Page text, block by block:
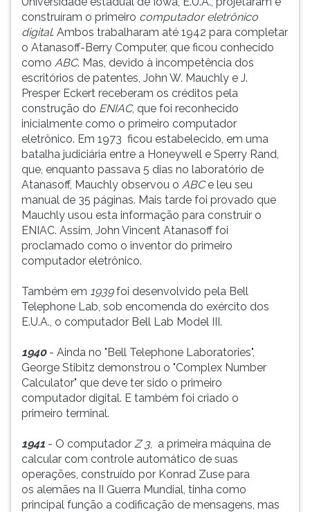
construíram o primeiro computador eletrônico
digital. Ambos trabalharam até 1942 para completar
o Atanasoff-Berry Computer, que ficou conhecido
como ABC. Mas, devido à incompetência dos
escritórios de patentes, John W. Mauchly e J.
Presper Eckert receberam os créditos pela
construção do ENIAC, que foi reconhecido
inicialmente como o primeiro computador
eletrônico. Em 1973 ficou estabelecido, em uma
batalha judiciária entre a Honeywell e Sperry Rand,
que, enquanto passava 5 dias no laboratório de
Atanasoff, Mauchly observou o ABCe leu seu
manual de 35 páginas. Mais tarde foi provado que
Mauchly usou esta informação para construir o
ENIAC. Assim, John Vincent Atanasoff foi
proclamado como o inventor do primeiro
computador eletrônico.
Também em 1939foi desenvolvido pela Bell
Telephone Lab, sob encomenda do exército dos
E.U.A., o computador Bell Lab Model III.
1940- Ainda no "Bell Telephone Laboratories",
George Stibitz demonstrou o "Complex Number
Calculator" que deve ter sido o primeiro
computador digital. E também foi criado o
primeiro terminal.
1941 - O computador Z 3, a primeira máquina de
calcular com controle automático de suas
operações, construído por Konrad Zuse para
os alemães na II Guerra Mundial, tinha como
principal função a codificação de mensagens, mas